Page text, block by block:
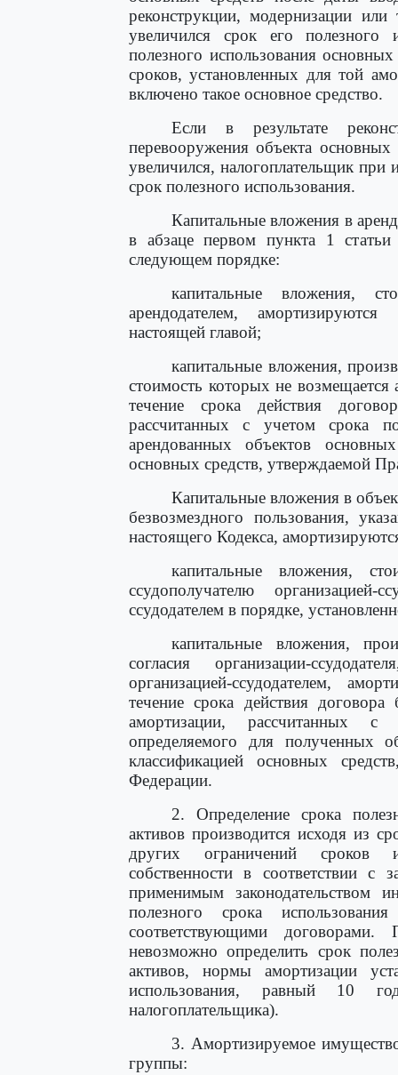
реконструкции, модернизации или
увеличился срок его полезного
полезного использования
сроков, установленных для той
включено такое основное средство.
Если в результате
перевооружения объекта основных
увеличился, налогоплательщик при
срок полезного использования.
Капитальные вложения в
в абзаце первом пункта 1
следующем порядке:
капитальные вложения,
арендодателем,
настоящей главой;
капитальные вложения,
стоимость которых не возмещается
течение срока действия
рассчитанных с учетом срока
арендованных объектов
основных средств, утверждаемой
Капитальные вложения в
безвозмездного пользования,
настоящего Кодекса,
капитальные вложения,
ссудополучателю организацией-
ссудодателем в порядке,
капитальные вложения,
согласия организации-
организацией-ссудодателем,
течение срока действия
амортизации, рассчитанных с
определяемого для полученных
классификацией основных
Федерации.
2. Определение срока
активов производится исходя из
других ограничений сроков
собственности в соответствии с
применимым законодательством
полезного срока
соответствующими
невозможно определить срок
активов, нормы амортизации
использования, равный 10
налогоплательщика).
3. Амортизируемое
группы: